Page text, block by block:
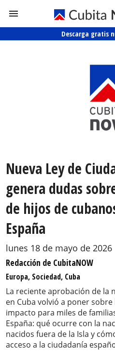
Descarga gratis
Nueva Ley de
genera dudas
de hijos de
España
lunes 18 de mayo de 2026
Redacción de CubitaNOW
Europa, Sociedad, Cuba
La reciente aprobación de la
en Cuba volvió a poner
impacto para miles de
España: qué ocurre con la
nacidos fuera de la Isla y
acceso a la ciudadanía